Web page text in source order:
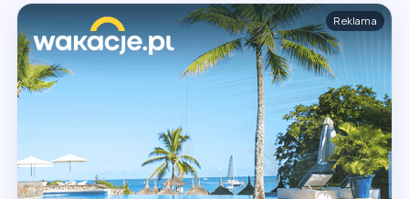
Reklama